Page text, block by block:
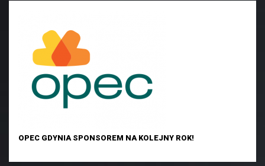
OPEC GDYNIA SPONSOREM NA KOLEJNY ROK!